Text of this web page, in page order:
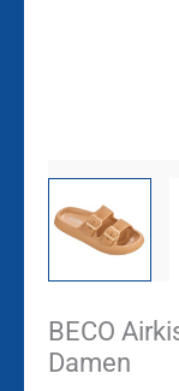
BECO
Damen